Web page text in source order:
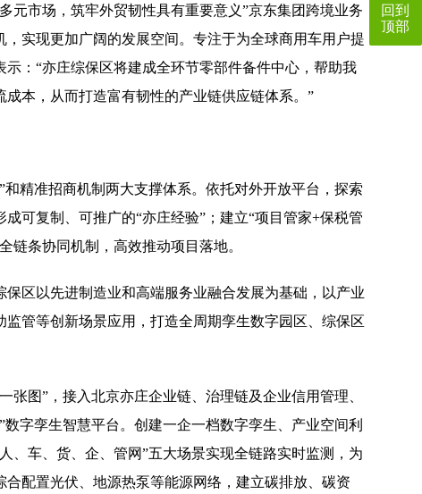
市场，筑牢外贸韧性具有重要意义”京东集团跨境业务
实现更加广阔的发展空间。专注于为全球商用车用户提
：“亦庄综保区将建成全环节零部件备件中心，帮助我
本，从而打造富有韧性的产业链供应链体系。”
精准招商机制两大支撑体系。依托对外开放平台，探索
可复制、可推广的“亦庄经验”；建立“项目管家+保税管
链条协同机制，高效推动项目落地。
区以先进制造业和高端服务业融合发展为基础，以产业
管等创新场景应用，打造全周期孪生数字园区、综保区
图”，接入北京亦庄企业链、治理链及企业信用管理、
字孪生智慧平台。创建一企一档数字孪生、产业空间利
、车、货、企、管网”五大场景实现全链路实时监测，为
配置光伏、地源热泵等能源网络，建立碳排放、碳资
回到
顶部